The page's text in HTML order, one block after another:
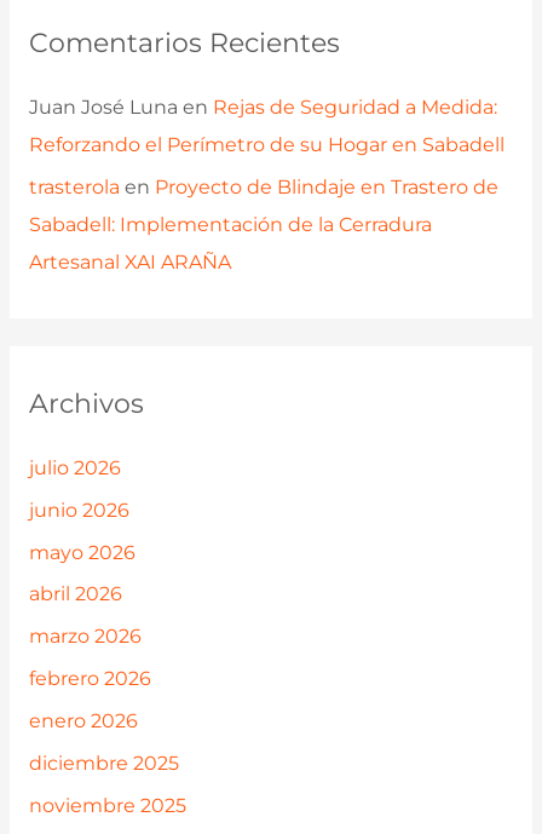
Comentarios Recientes
Juan José Luna en Rejas de Seguridad a Medida:
Reforzando el Perímetro de su Hogar en Sabadell
trasterola en Proyecto de Blindaje en Trastero de
Sabadell: Implementación de la Cerradura
Artesanal XAI ARAÑA
Archivos
julio 2026
junio 2026
mayo 2026
abril 2026
marzo 2026
febrero 2026
enero 2026
diciembre 2025
noviembre 2025